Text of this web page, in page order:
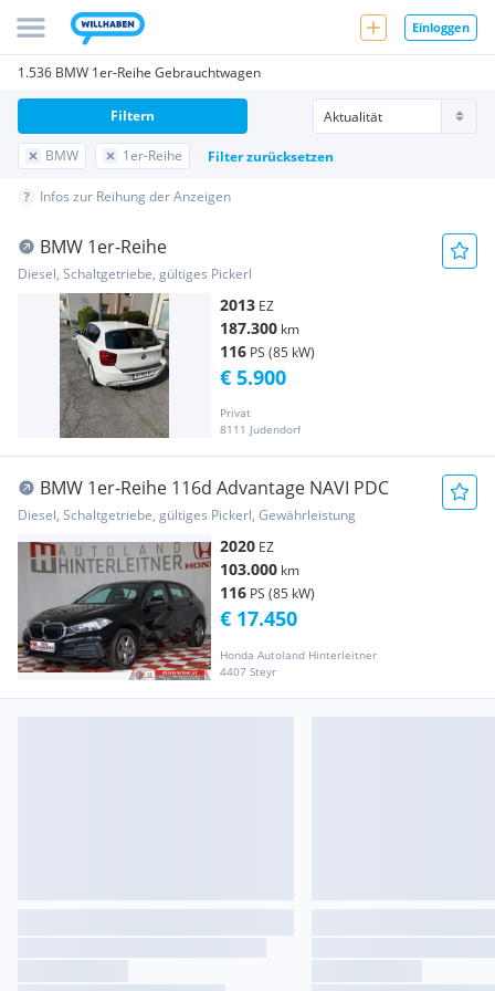
Einloggen
1.536 BMW 1er-Reihe Gebrauchtwagen
BMW 1er-Reihe Filter zurücksetzen
Filtern
Infos zur Reihung der Anzeigen
BMW 1er-Reihe
Diesel, Schaltgetriebe, gültiges Pickerl
2013 EZ
187.300 km
116 PS (85 kW)
Privat
8111 Judendorf
€ 5.900
BMW 1er-Reihe 116d Advantage NAVI PDC
Diesel, Schaltgetriebe, gültiges Pickerl, Gewährleistung
2020 EZ
103.000 km
116 PS (85 kW)
Honda Autoland Hinterleitner
4407 Steyr
€ 17.450